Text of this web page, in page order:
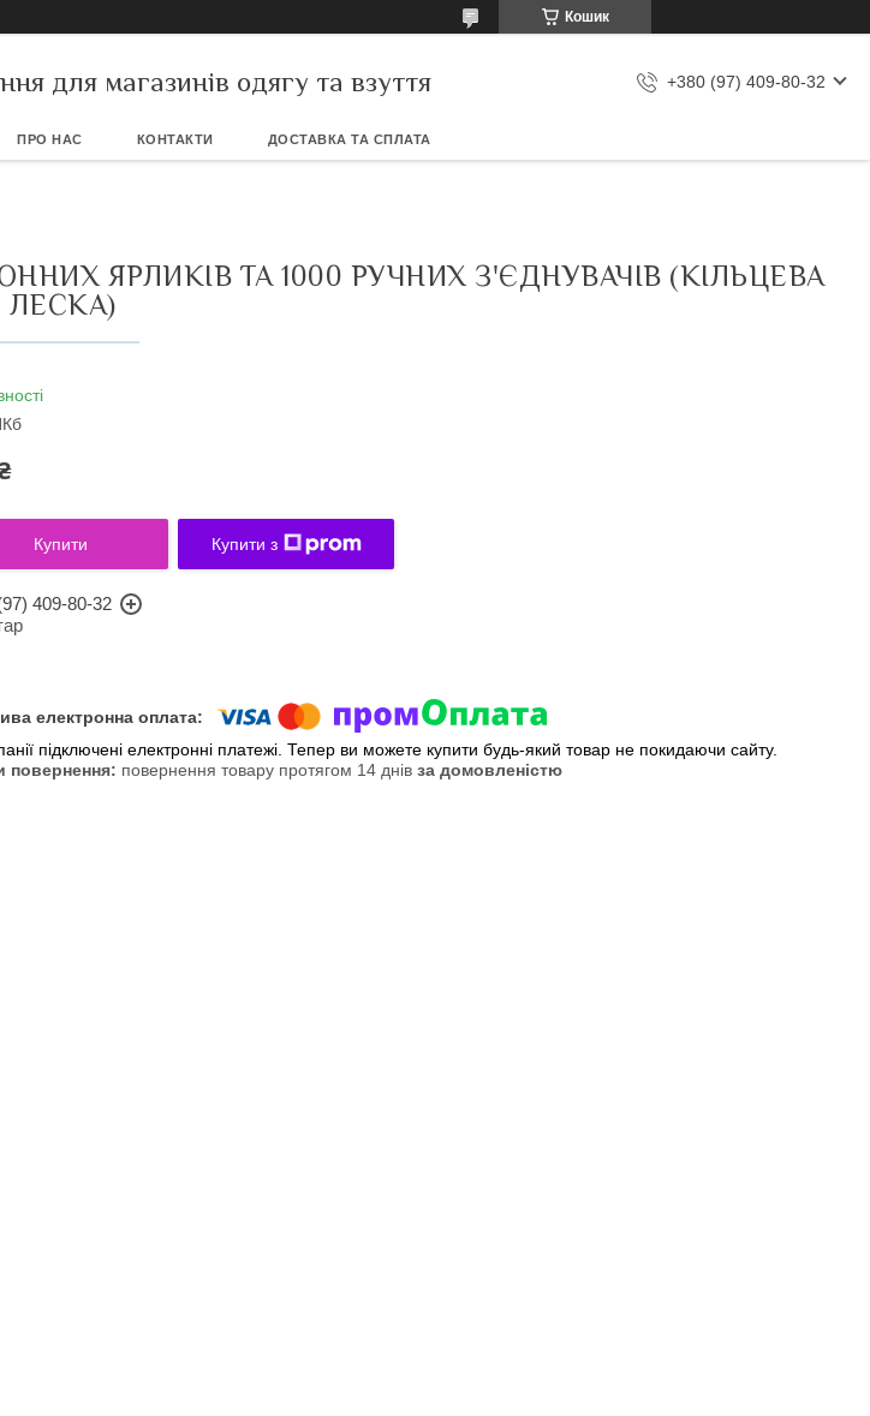
Кошик
для магазинів одягу та взуття +380 (97) 409-80-32
ПРО НАС КОНТАКТИ ДОСТАВКА ТА СПЛАТА
ЯРЛИКІВ ТА 1000 РУЧНИХ З'ЄДНУВАЧІВ (КІЛЬЦЕВА
ЛЕСКА)
Купити Купити з
409-80-32
підключені електронні платежі. Тепер ви можете купити будь-який товар не покидаючи сайту.
повернення товару протягом 14 днів за домовленістю